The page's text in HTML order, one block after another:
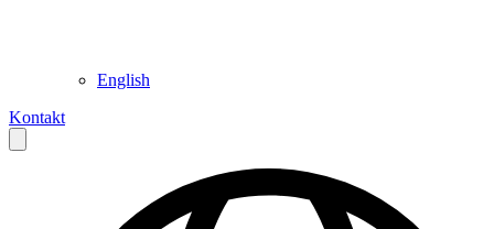
English
Kontakt